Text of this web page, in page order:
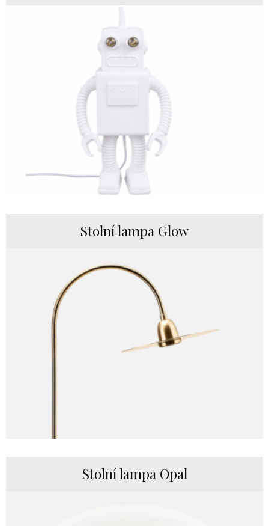
Stolní lampa Glow
Stolní lampa Opal